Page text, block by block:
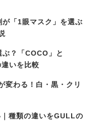
「1眼マスク」を選ぶ
？「COCO」と
いを比較
変わる！白・黒・クリ
種類の違いをGULLの